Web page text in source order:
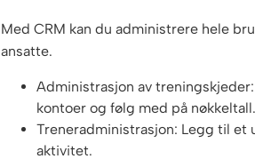
Med CRM kan du administrere hele
ansatte.
Administrasjon av
kontoer og følg med på nøkkeltall.
Treneradministrasjon: Legg til et
aktivitet.